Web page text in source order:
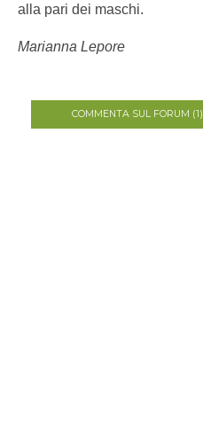
alla pari dei maschi.
Marianna Lepore
COMMENTA SUL FORUM (1)